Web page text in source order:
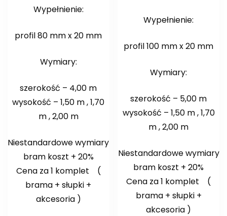
Wypełnienie:
profil 80 mm x 20 mm
Wymiary:
szerokość – 4,00 m
wysokość – 1,50 m , 1,70
m , 2,00 m
Niestandardowe wymiary
bram koszt + 20%
Cena za 1 komplet (
brama + słupki +
akcesoria )
Wypełnienie:
profil 100 mm x 20 mm
Wymiary:
szerokość – 5,00 m
wysokość – 1,50 m , 1,70
m , 2,00 m
Niestandardowe wymiary
bram koszt + 20%
Cena za 1 komplet (
brama + słupki +
akcesoria )